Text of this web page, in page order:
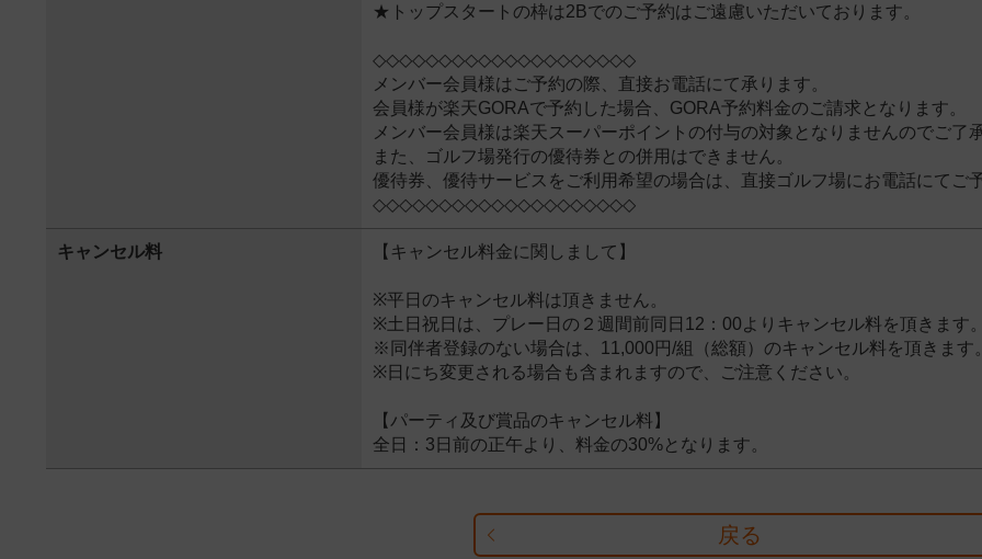
★トップスタートの枠は2Bでのご予約はご遠慮いただいております。
◇◇◇◇◇◇◇◇◇◇◇◇◇◇◇◇◇◇◇◇
メンバー会員様はご予約の際、直接お電話にて承ります。
会員様が楽天GORAで予約した場合、GORA予約料金のご請求となります。
メンバー会員様は楽天スーパーポイントの付与の対象となりませんのでご了
また、ゴルフ場発行の優待券との併用はできません。
優待券、優待サービスをご利用希望の場合は、直接ゴルフ場にお電話にてご
◇◇◇◇◇◇◇◇◇◇◇◇◇◇◇◇◇◇◇◇
キャンセル料 【キャンセル料金に関しまして】
※平日のキャンセル料は頂きません。
※土日祝日は、プレー日の２週間前同日12：00よりキャンセル料を頂きます
※同伴者登録のない場合は、11,000円/組（総額）のキャンセル料を頂きます。
※日にち変更される場合も含まれますので、ご注意ください。
【パーティ及び賞品のキャンセル料】
全日：3日前の正午より、料金の30%となります。
戻る